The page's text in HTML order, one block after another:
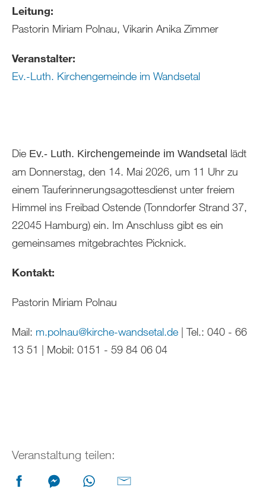
Leitung:
Pastorin Miriam Polnau, Vikarin Anika Zimmer
Veranstalter:
Ev.-Luth. Kirchengemeinde im Wandsetal
Die Ev.- Luth. Kirchengemeinde im Wandsetal lädt
am Donnerstag, den 14. Mai 2026, um 11 Uhr zu
einem Tauferinnerungsagottesdienst unter freiem
Himmel ins Freibad Ostende (Tonndorfer Strand 37,
22045 Hamburg) ein. Im Anschluss gibt es ein
gemeinsames mitgebrachtes Picknick.
Kontakt:
Pastorin Miriam Polnau
Mail: m.polnau@kirche-wandsetal.de | Tel.: 040 - 66
13 51 | Mobil: 0151 - 59 84 06 04
Veranstaltung teilen: